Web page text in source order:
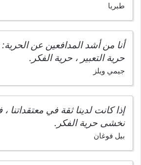
طبريا
أنا من أشد المدافعين عن الحرية:
حرية التعبير ، حرية الفكر.
جيمي ويلز
إذا كانت لدينا ثقة في معتقداتنا
نخشى حرية الفكر.
بيل فوغان